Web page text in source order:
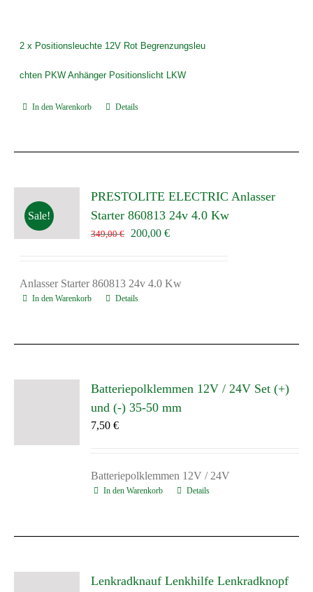
2 x Positionsleuchte 12V Rot Begrenzungsleu
chten PKW Anhänger Positionslicht LKW
In den Warenkorb Details
Sale!
PRESTOLITE ELECTRIC Anlasser
Starter 860813 24v 4.0 Kw
349,00€
Ursprünglicher
349,00 €
200,00€Aktueller
200,00 €.
Anlasser Starter 860813 24v 4.0 Kw
In den Warenkorb Details
Batteriepolklemmen 12V / 24V Set (+)
und (-) 35-50 mm
7,50€
Batteriepolklemmen 12V / 24V
In den Warenkorb Details
Lenkradknauf Lenkhilfe Lenkradknopf